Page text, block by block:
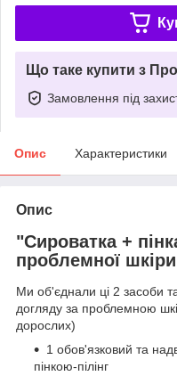
Що таке купити з
Замовлення під
Опис Характеристики
Опис
"Сироватка +
проблемної
Ми об'єднали ці 2 засоби
догляду за проблемною
дорослих)
1 обов'язковий та
пінкою-пілінг